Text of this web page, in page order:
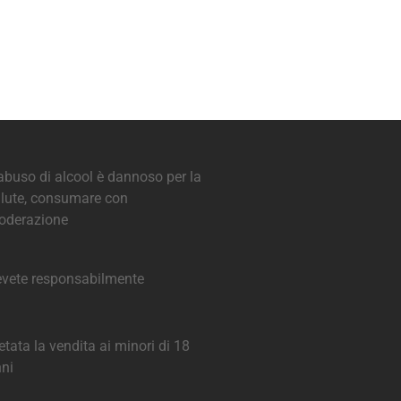
di alcool è dannoso per la
consumare con
responsabilmente
la vendita ai minori di 18